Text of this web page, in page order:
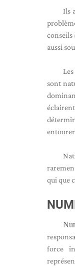
Ils
conseils
aussi
sont
qui que
force